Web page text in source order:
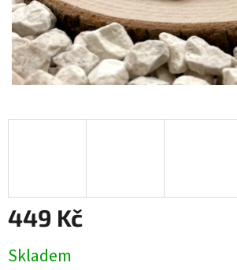
449 Kč
cena:
Skladem